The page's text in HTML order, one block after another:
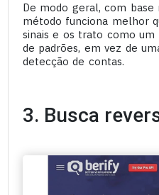
De modo geral, com base
método funciona melhor
sinais e os trato como um
de padrões, em vez de
detecção de contas.
3. Busca